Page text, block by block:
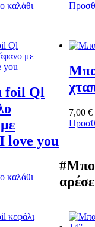
καλάθι
foil Ql
love you
καλάθι
7,00 €